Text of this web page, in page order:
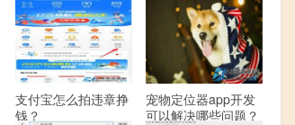
支付宝怎么拍违章挣
钱？
宠物定位器app开发
可以解决哪些问题？